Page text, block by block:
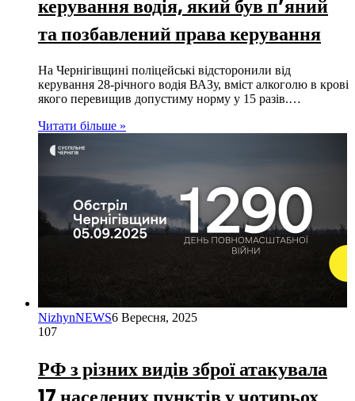
керування водія, який був п’яний
та позбавлений права керування
На Чернігівщині поліцейські відсторонили від
керування 28-річного водія ВАЗу, вміст алкоголю в крові
якого перевищив допустиму норму у 15 разів.…
Читати більше »
NizhynNEWS6 Вересня, 2025
107
РФ з різних видів зброї атакувала